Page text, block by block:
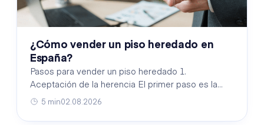
¿Cómo vender un piso heredado en
España?
Pasos para vender un piso heredado 1.
Aceptación de la herencia El primer paso es la
aceptación formal de la herencia ante notario. Los
5 min02.08.2026